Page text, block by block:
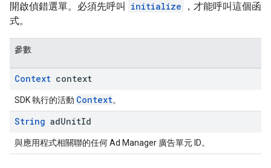
開啟偵錯選單。必須先呼叫 initialize
，才能呼叫這個函
式。
參數
Context context
SDK 執行的活動 Context。
String adUnitId
與應用程式相關聯的任何 Ad Manager 廣告單元 ID。